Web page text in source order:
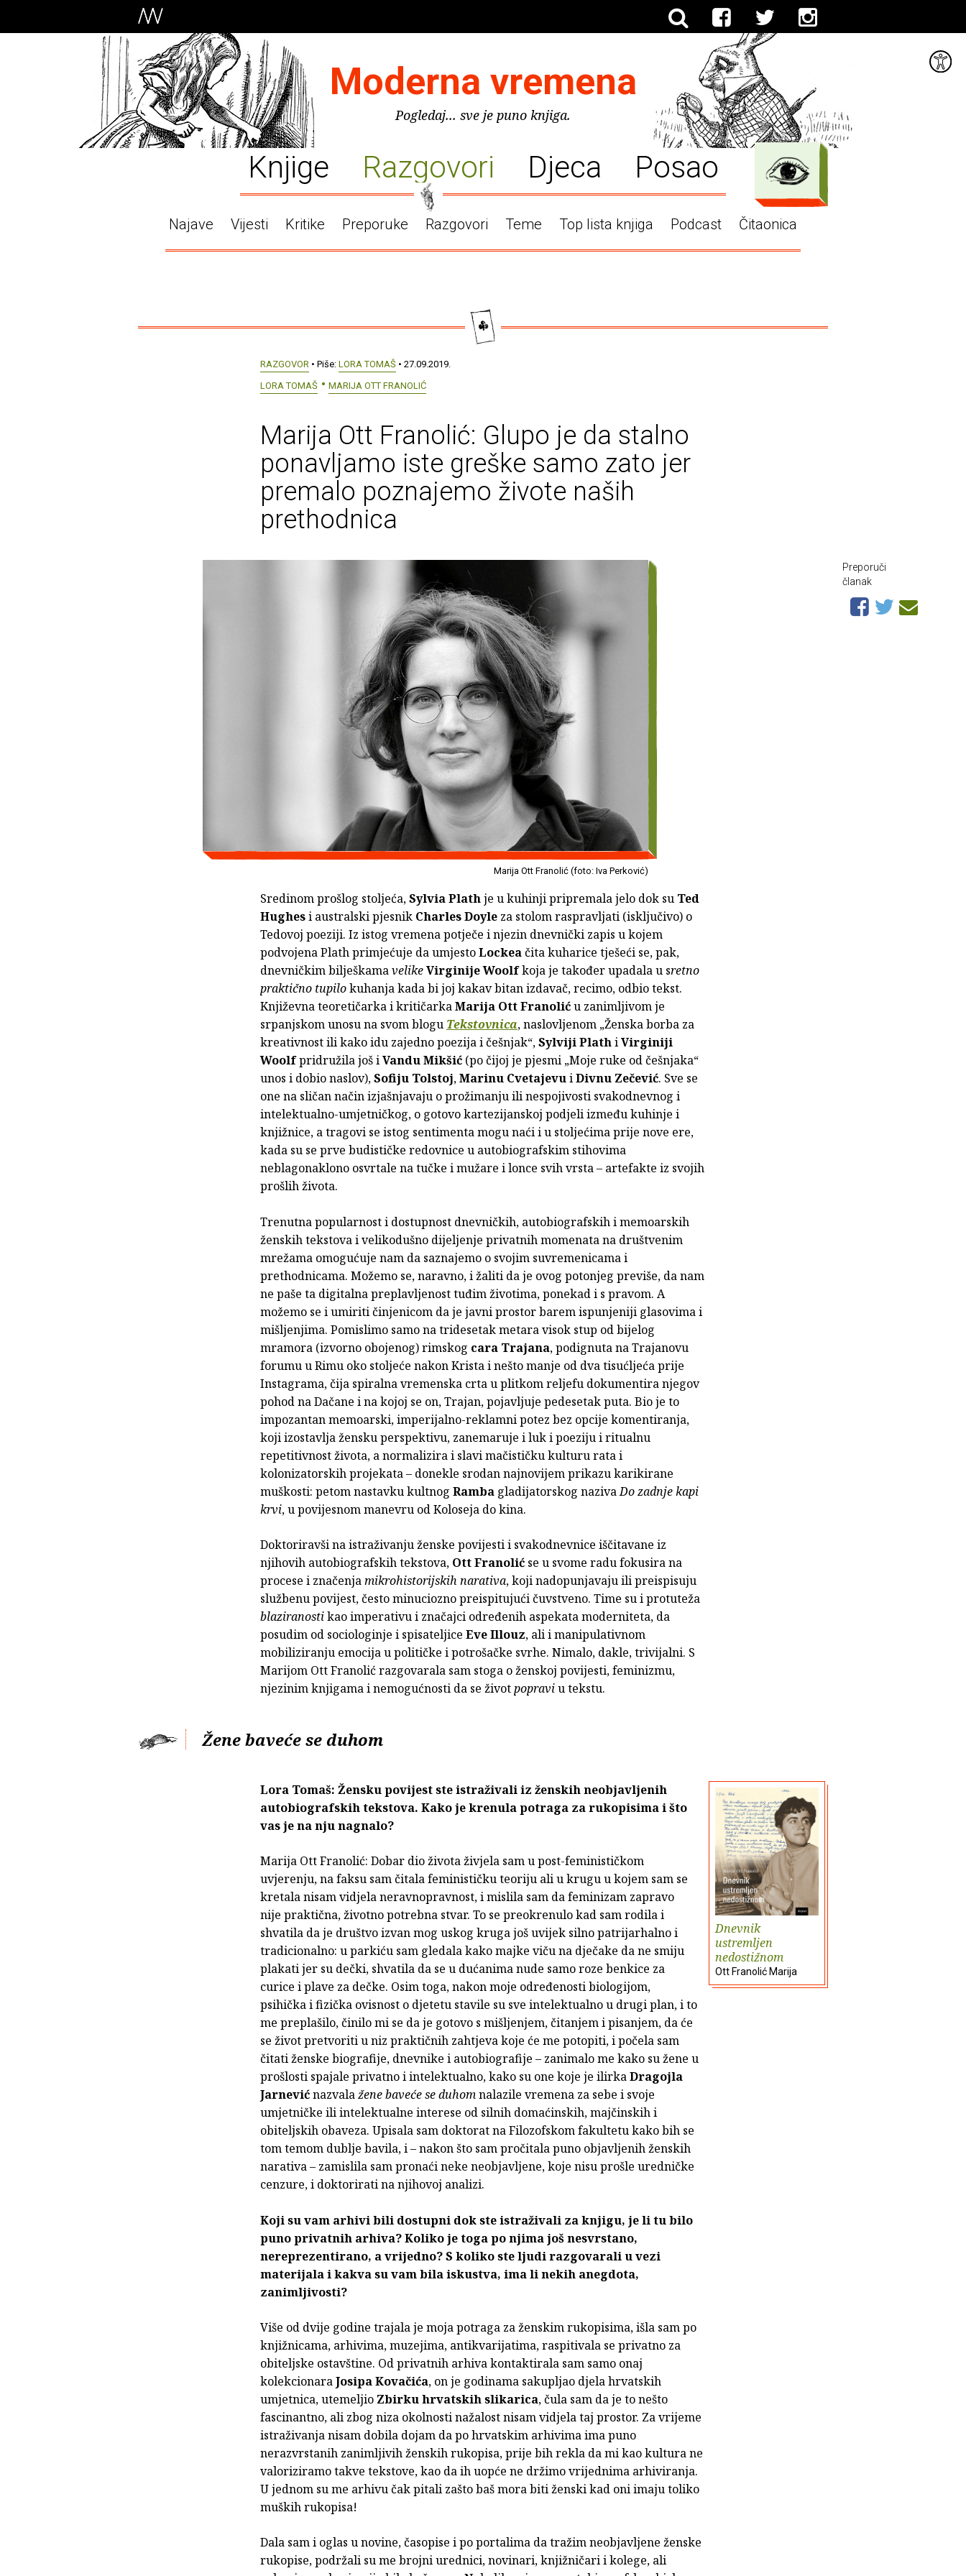
Moderna vremena
Pogledaj... sve je puno knjiga.
Knjige Razgovori Djeca Posao
Najave Vijesti Kritike Preporuke Razgovori Teme Top lista knjiga Podcast Čitaonica
RAZGOVOR • Piše: LORA TOMAŠ • 27.09.2019.
LORA TOMAŠ
MARIJA OTT FRANOLIĆ
Marija Ott Franolić: Glupo je da stalno
ponavljamo iste greške samo zato jer
premalo poznajemo živote naših
prethodnica
Marija Ott Franolić (foto: Iva Perković)
Sredinom prošlog stoljeća,Sylvia Plathje u kuhinji pripremala jelo dok su Ted
Hughesi australski pjesnik Charles Doyle za stolom raspravljati (isključivo) o
Tedovoj poeziji. Iz istog vremena potječe i njezin dnevnički zapis u kojem
podvojena Plath primjećuje da umjestoLockeačita kuharice tješeći se, pak,
dnevničkim bilješkamavelikeVirginije Woolfkoja je također upadala u sretno
praktično tupilokuhanja kada bi joj kakav bitan izdavač, recimo, odbio tekst.
Književna teoretičarka i kritičarkaMarija Ott Franoliću zanimljivom je
srpanjskom unosu na svom blogu Tekstovnica, naslovljenom „Ženska borba za
kreativnost ili kako idu zajedno poezija i češnjak“,Sylviji PlathiVirginiji
Woolfpridružila još iVandu Mikšić (po čijoj je pjesmi „Moje ruke od češnjaka“
unos i dobio naslov),Sofiju Tolstoj,Marinu CvetajevuiDivnu Zečević. Sve se
one na sličan način izjašnjavaju o prožimanju ili nespojivosti svakodnevnog i
intelektualno-umjetničkog, o gotovo kartezijanskoj podjeli između kuhinje i
knjižnice, a tragovi se istog sentimenta mogu naći i u stoljećima prije nove ere,
kada su se prve budističke redovnice u autobiografskim stihovima
neblagonaklono osvrtale na tučke i mužare i lonce svih vrsta – artefakte iz svojih
prošlih života.
Trenutna popularnost i dostupnost dnevničkih, autobiografskih i memoarskih
ženskih tekstova i velikodušno dijeljenje privatnih momenata na društvenim
mrežama omogućuje nam da saznajemo o svojim suvremenicama i
prethodnicama. Možemo se, naravno, i žaliti da je ovog potonjeg previše, da nam
ne paše ta digitalna preplavljenost tuđim životima, ponekad i s pravom. A
možemo se i umiriti činjenicom da je javni prostor barem ispunjeniji glasovima i
mišljenjima. Pomislimo samo na tridesetak metara visok stup od bijelog
mramora (izvorno obojenog) rimskog cara Trajana, podignuta na Trajanovu
forumu u Rimu oko stoljeće nakon Krista i nešto manje od dva tisućljeća prije
Instagrama, čija spiralna vremenska crta u plitkom reljefu dokumentira njegov
pohod na Dačane i na kojoj se on, Trajan, pojavljuje pedesetak puta. Bio je to
impozantan memoarski, imperijalno-reklamni potez bez opcije komentiranja,
koji izostavlja žensku perspektivu, zanemaruje i luk i poeziju i ritualnu
repetitivnost života, a normalizira i slavi mačističku kulturu rata i
kolonizatorskih projekata – donekle srodan najnovijem prikazu karikirane
muškosti: petom nastavku kultnog Ramba gladijatorskog nazivaDo zadnje kapi
krvi, u povijesnom manevru od Koloseja do kina.
Doktoriravši na istraživanju ženske povijesti i svakodnevnice iščitavane iz
njihovih autobiografskih tekstova, Ott Franolić se u svome radu fokusira na
procese i značenjamikrohistorijskih narativa, koji nadopunjavaju ili preispisuju
službenu povijest, često minuciozno preispitujući čuvstveno. Time su i protuteža
blaziranostikao imperativu i značajci određenih aspekata moderniteta, da
posudim od sociologinje i spisateljice Eve Illouz, ali i manipulativnom
mobiliziranju emocija u političke i potrošačke svrhe. Nimalo, dakle, trivijalni. S
Marijom Ott Franolić razgovarala sam stoga o ženskoj povijesti, feminizmu,
njezinim knjigama i nemogućnosti da se životpopraviu tekstu.
Žene baveće se duhom
Dnevnik
ustremljen
nedostižnom
Ott Franolić Marija
Lora Tomaš: Žensku povijest ste istraživali iz ženskih neobjavljenih
autobiografskih tekstova. Kako je krenula potraga za rukopisima i što
vas je na nju nagnalo?
Marija Ott Franolić: Dobar dio života živjela sam u post-feminističkom
uvjerenju, na faksu sam čitala feminističku teoriju ali u krugu u kojem sam se
kretala nisam vidjela neravnopravnost, i mislila sam da feminizam zapravo
nije praktična, životno potrebna stvar. To se preokrenulo kad sam rodila i
shvatila da je društvo izvan mog uskog kruga još uvijek silno patrijarhalno i
tradicionalno: u parkiću sam gledala kako majke viču na dječake da ne smiju
plakati jer su dečki, shvatila da se u dućanima nude samo roze benkice za
curice i plave za dečke. Osim toga, nakon moje određenosti biologijom,
psihička i fizička ovisnost o djetetu stavile su sve intelektualno u drugi plan, i to
me preplašilo, činilo mi se da je gotovo s mišljenjem, čitanjem i pisanjem, da će
se život pretvoriti u niz praktičnih zahtjeva koje će me potopiti, i počela sam
čitati ženske biografije, dnevnike i autobiografije – zanimalo me kako su žene u
prošlosti spajale privatno i intelektualno, kako su one koje je ilirkaDragojla
Jarnevićnazvalažene baveće se duhomnalazile vremena za sebe i svoje
umjetničke ili intelektualne interese od silnih domaćinskih, majčinskih i
obiteljskih obaveza. Upisala sam doktorat na Filozofskom fakultetu kako bih se
tom temom dublje bavila, i – nakon što sam pročitala puno objavljenih ženskih
narativa – zamislila sam pronaći neke neobjavljene, koje nisu prošle uredničke
cenzure, i doktorirati na njihovoj analizi.
Koji su vam arhivi bili dostupni dok ste istraživali za knjigu, je li tu bilo
puno privatnih arhiva? Koliko je toga po njima još nesvrstano,
nereprezentirano, a vrijedno? S koliko ste ljudi razgovarali u vezi
materijala i kakva su vam bila iskustva, ima li nekih anegdota,
zanimljivosti?
Više od dvije godine trajala je moja potraga za ženskim rukopisima, išla sam po
knjižnicama, arhivima, muzejima, antikvarijatima, raspitivala se privatno za
obiteljske ostavštine. Od privatnih arhiva kontaktirala sam samo onaj
kolekcionaraJosipaKovačića, on je godinama sakupljao djela hrvatskih
umjetnica, utemeljio Zbirku hrvatskih slikarica, čula sam da je to nešto
fascinantno, ali zbog niza okolnosti nažalost nisam vidjela taj prostor. Za vrijeme
istraživanja nisam dobila dojam da po hrvatskim arhivima ima puno
nerazvrstanih zanimljivih ženskih rukopisa, prije bih rekla da mi kao kultura ne
valoriziramo takve tekstove, kao da ih uopće ne držimo vrijednima arhiviranja.
U jednom su me arhivu čak pitali zašto baš mora biti ženski kad oni imaju toliko
muških rukopisa!
Dala sam i oglas u novine, časopise i po portalima da tražim neobjavljene ženske
rukopise, podržali su me brojni urednici, novinari, knjižničari i kolege, ali
Preporuči
članak